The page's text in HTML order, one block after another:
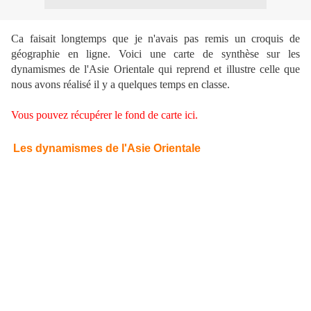
Ca faisait longtemps que je n'avais pas remis un croquis de
géographie en ligne. Voici une carte de synthèse sur les
dynamismes de l'Asie Orientale qui reprend et illustre celle que
nous avons réalisé il y a quelques temps en classe.
Vous pouvez récupérer le fond de carte ici.
Les dynamismes de l'Asie Orientale